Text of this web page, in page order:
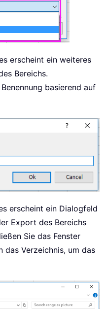
erscheint ein weiteres
Bereichs.
basierend auf
erscheint ein Dialogfeld
Export des Bereichs
Sie das Fenster
das Verzeichnis, um das